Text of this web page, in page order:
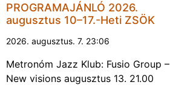
PROGRAMAJÁNLÓ 2026.
augusztus 10–17.-Heti ZSÖK
2026. augusztus. 7. 23:06
Metronóm Jazz Klub: Fusio Group –
New visions augusztus 13. 21.00